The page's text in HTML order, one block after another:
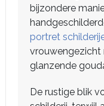
bijzondere
portret
vrouwengezicht
glanzende
De rustige blik